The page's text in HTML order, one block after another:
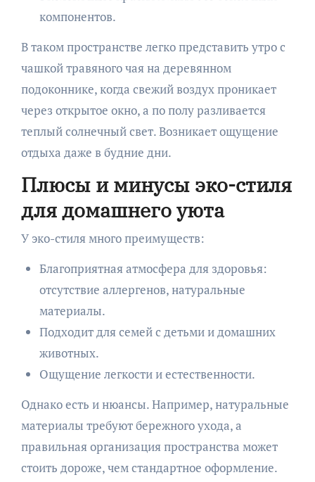
компонентов.
В таком пространстве легко представить утро с
чашкой травяного чая на деревянном
подоконнике, когда свежий воздух проникает
через открытое окно, а по полу разливается
теплый солнечный свет. Возникает ощущение
отдыха даже в будние дни.
Плюсы и минусы эко-стиля
для домашнего уюта
У эко-стиля много преимуществ:
Благоприятная атмосфера для здоровья:
отсутствие аллергенов, натуральные
материалы.
Подходит для семей с детьми и домашних
животных.
Ощущение легкости и естественности.
Однако есть и нюансы. Например, натуральные
материалы требуют бережного ухода, а
правильная организация пространства может
стоить дороже, чем стандартное оформление.